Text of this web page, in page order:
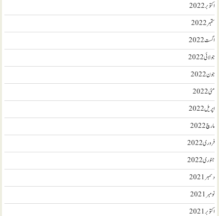
اکتوبر 2022
ستمبر 2022
اگست 2022
جولائی 2022
جون 2022
مئی 2022
اپریل 2022
مارچ 2022
فروری 2022
جنوری 2022
دسمبر 2021
نومبر 2021
اکتوبر 2021